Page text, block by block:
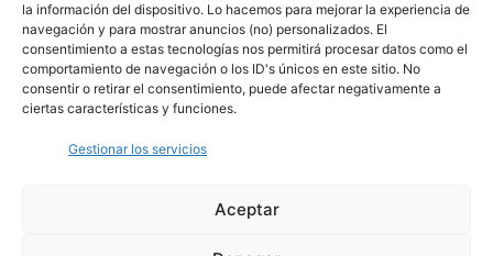
la información del dispositivo. Lo hacemos para mejorar la experiencia de
navegación y para mostrar anuncios (no) personalizados. El
consentimiento a estas tecnologías nos permitirá procesar datos como el
comportamiento de navegación o los ID's únicos en este sitio. No
consentir o retirar el consentimiento, puede afectar negativamente a
ciertas características y funciones.
Gestionar los servicios
Aceptar